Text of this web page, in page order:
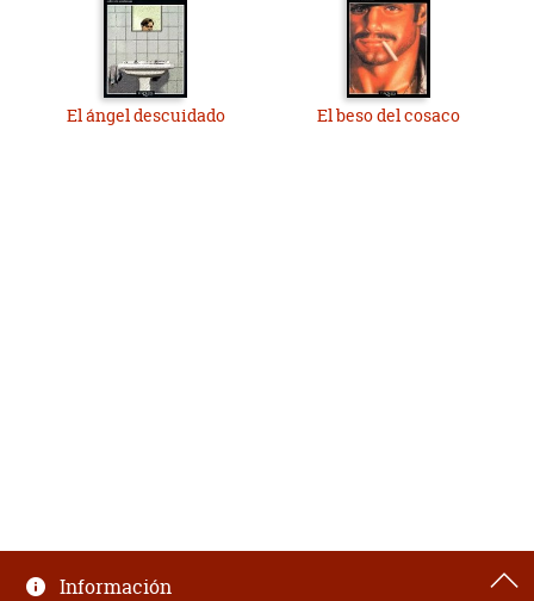
El ángel descuidado El beso del cosaco
Información